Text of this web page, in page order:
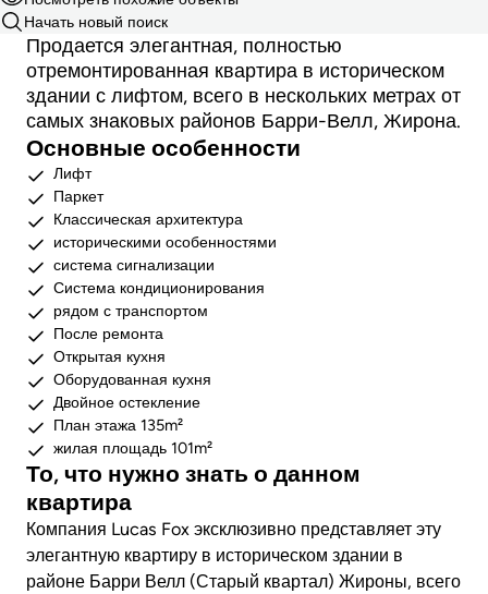
Начать новый поиск
Продается элегантная, полностью
отремонтированная квартира в историческом
здании с лифтом, всего в нескольких метрах от
самых знаковых районов Барри-Велл, Жирона.
Основные особенности
Лифт
Паркет
Классическая архитектура
историческими особенностями
система сигнализации
Система кондиционирования
рядом с транспортом
После ремонта
Открытая кухня
Оборудованная кухня
Двойное остекление
План этажа 135m²
жилая площадь 101m²
То, что нужно знать о данном
квартира
Компания Lucas Fox эксклюзивно представляет эту
элегантную квартиру в историческом здании в
районе Барри Велл (Старый квартал) Жироны, всего